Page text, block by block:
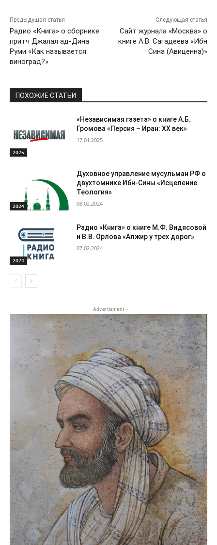
Предыдущая статья
Радио «Книга» о сборнике
притч Джалал ад-Дина
Руми «Как называется
виноград?»
Следующая статья
Сайт журнала «Москва» о
книге А.В. Сагадеева «Ибн
Сина (Авиценна)»
ПОХОЖИЕ СТАТЬИ
2025
«Независимая газета» о книге А.Б.
Громова «Персия – Иран: ХХ век»
17.01.2025
2024
Духовное управление мусульман РФ о
двухтомнике Ибн-Сины «Исцеление.
Теология»
08.02.2024
2024
Радио «Книга» о книге М.Ф. Видясовой
и В.В. Орлова «Алжир у трех дорог»
07.02.2024
- Advertisment -